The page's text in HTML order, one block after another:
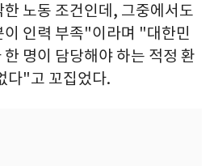
노동 조건인데, 그중에서도
이 인력 부족"이라며 "대한민
명이 담당해야 하는 적정 환
다"고 꼬집었다.